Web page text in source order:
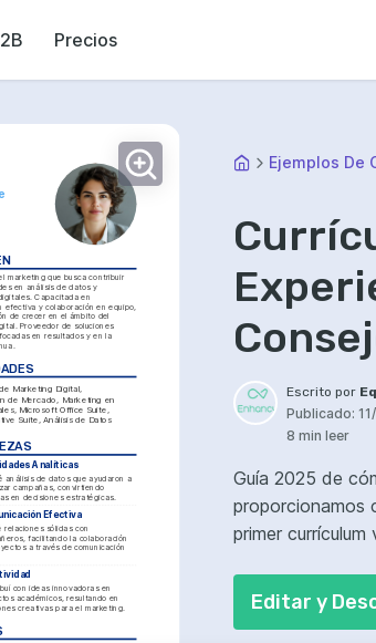
Precios
marketing que busca contribuir
en análisis de datos y
Capacitada en
efectiva y colaboración en equipo,
de crecer en el ámbito del
Proveedor de soluciones
en resultados y en la
Marketing Digital,
de Mercado, Marketing en
Microsoft Office Suite,
Suite, Análisis de Datos
Analíticas
análisis de datos que ayudaron a
campañas, convirtiendo
en decisiones estratégicas.
Efectiva
relaciones sólidas con
facilitando la colaboración
a través de comunicación
con ideas innovadoras en
académicos, resultando en
creativas para el marketing.
Ejemplos De
Escrito por
Publicado:
8 min leer
Guía 2025 de
proporcionamos
primer
Editar y